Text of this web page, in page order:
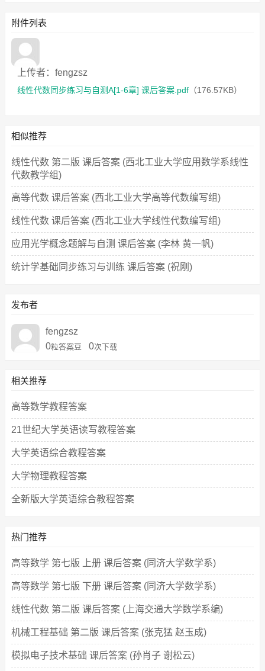
附件列表
上传者：fengzsz
线性代数同步练习与自测A[1-6章] 课后答案.pdf （176.57KB）
相似推荐
线性代数 第二版 课后答案 (西北工业大学应用数学系线性
代数教学组)
高等代数 课后答案 (西北工业大学高等代数编写组)
线性代数 课后答案 (西北工业大学线性代数编写组)
应用光学概念题解与自测 课后答案 (李林 黄一帆)
统计学基础同步练习与训练 课后答案 (祝刚)
发布者
fengzsz
0粒答案豆 0次下载
相关推荐
高等数学教程答案
21世纪大学英语读写教程答案
大学英语综合教程答案
大学物理教程答案
全新版大学英语综合教程答案
热门推荐
高等数学 第七版 上册 课后答案 (同济大学数学系)
高等数学 第七版 下册 课后答案 (同济大学数学系)
线性代数 第二版 课后答案 (上海交通大学数学系编)
机械工程基础 第二版 课后答案 (张克猛 赵玉成)
模拟电子技术基础 课后答案 (孙肖子 谢松云)